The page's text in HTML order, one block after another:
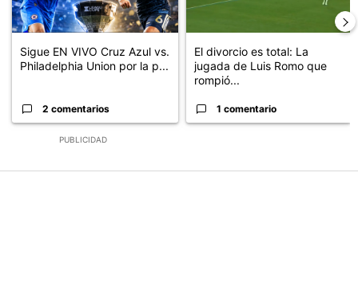
PUBLICIDAD
Sigue EN VIVO Cruz Azul vs.
Philadelphia Union por la p...
2 comentarios
El divorcio es total: La
jugada de Luis Romo que
rompió...
1 comentario